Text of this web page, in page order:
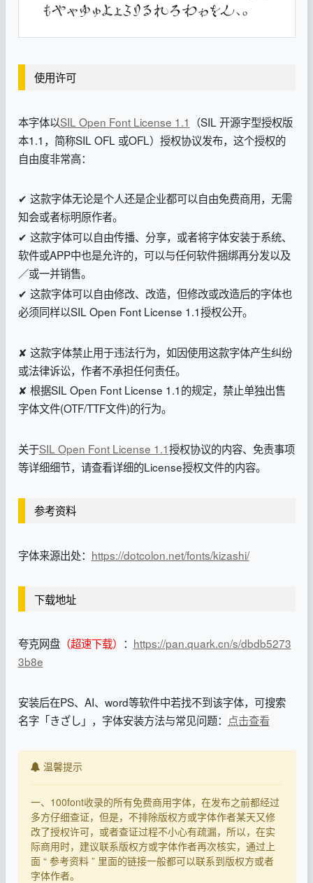
使用许可
本字体以SIL Open Font License 1.1 （SIL 开源字型授权版
本1.1，简称SIL OFL 或OFL）授权协议发布，这个授权的
自由度非常高：
✔ 这款字体无论是个人还是企业都可以自由免费商用，无需
知会或者标明原作者。
✔ 这款字体可以自由传播、分享，或者将字体安装于系统、
软件或APP中也是允许的，可以与任何软件捆绑再分发以及
／或一并销售。
✔ 这款字体可以自由修改、改造，但修改或改造后的字体也
必须同样以SIL Open Font License 1.1授权公开。
✘ 这款字体禁止用于违法行为，如因使用这款字体产生纠纷
或法律诉讼，作者不承担任何责任。
✘ 根据SIL Open Font License 1.1的规定，禁止单独出售
字体文件(OTF/TTF文件)的行为。
关于SIL Open Font License 1.1授权协议的内容、免责事项
等详细细节，请查看详细的License授权文件的内容。
参考资料
字体来源出处： https://dotcolon.net/fonts/kizashi/
下载地址
夸克网盘（超速下载） ： https://pan.quark.cn/s/dbdb5273
3b8e
安装后在PS、AI、word等软件中若找不到该字体，可搜索
名字「きざし」，字体安装方法与常见问题： 点击查看
温馨提示
一、100font收录的所有免费商用字体，在发布之前都经过
多方仔细查证，但是，不排除版权方或字体作者某天又修
改了授权许可，或者查证过程不小心有疏漏，所以，在实
际商用时，建议联系版权方或字体作者再次核实，通过上
面 “ 参考资料 ” 里面的链接一般都可以联系到版权方或者
字体作者。